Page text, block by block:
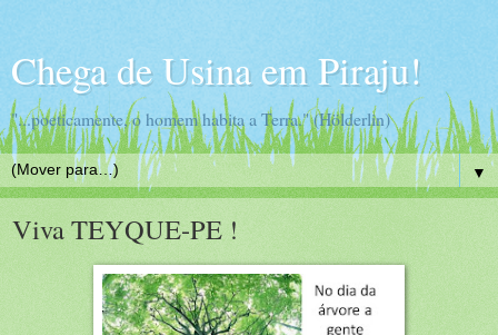
Chega de Usina em Piraju!
"...poeticamente, o homem habita a Terra." (Hölderlin)
▼
Viva TEYQUE-PE !